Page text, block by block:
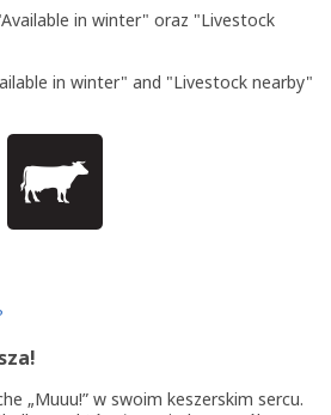
in winter" oraz "Livestock
in winter" and "Livestock nearby"
„Muuu!” w swoim keszerskim sercu.